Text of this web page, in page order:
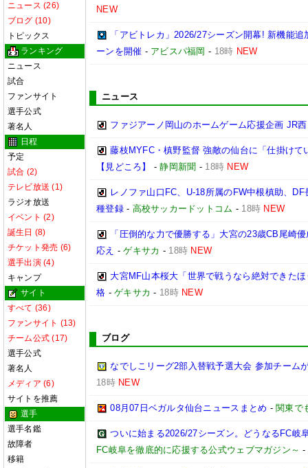
ニュース (26)
ブログ (10)
トピックス
ランキング
ニュース
試合
ファンサイト
選手公式
著名人
日程
予定
試合 (2)
テレビ放送 (1)
ラジオ放送
イベント (2)
誕生日 (8)
チケット発売 (6)
選手出演 (4)
キャンプ
サイト
すべて (36)
ファンサイト (13)
チーム公式 (17)
選手公式
著名人
メディア (6)
サイトを推薦
選手
選手名鑑
故障者
移籍
NEW
「アビトレカ」2026/27シーズン開幕! 新機能
ーンを開催 - アビスパ福岡 - 18時 NEW
ニュース
ファジアーノ岡山のホームゲーム応援企画 JR
藤枝MYFC・槙野監督 強敵の仙台に「仕掛け
【見どころ】
-静岡新聞 - 18時 NEW
レノファ山口FC、U-18所属のFW中根槙助、
種登録- 高校サッカードットコム - 18時 NEW
「圧倒的な力で優勝する」大宮の23歳CB尾崎
応え -ゲキサカ - 18時 NEW
大宮MF山本桜大「世界で戦うなら絶対できた
格 -ゲキサカ - 18時 NEW
ブログ
なでしこリーグ2部入替戦予選大会 参加チーム
18時 NEW
08月07日ベガルタ仙台ニュースまとめ - 関東で
ついに始まる2026/27シーズン。どうなるFC岐
FC岐阜を徹底的に応援する公式ウェブマガジン～ -